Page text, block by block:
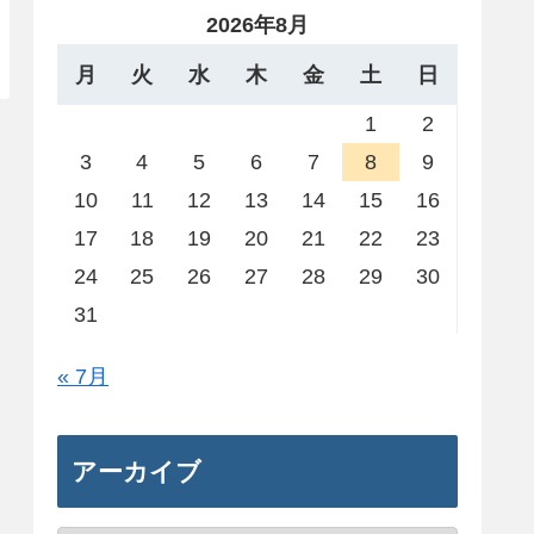
2026年8月
月 火 水 木 金 土 日
1
2
3
4 5 6 7 8
9
10
11 12 13 14 15
16
17
18 19 20 21 22
23
24
25 26 27 28 29
30
31
« 7月
アーカイブ